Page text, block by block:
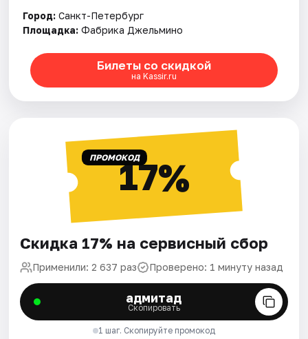
Город: Санкт-Петербург
Площадка: Фабрика Джельмино
Билеты со скидкой
на Kassir.ru
ПРОМОКОД17%
Скидка 17% на сервисный сбор
Применили: 2 637 раз Проверено: 1 минуту назад
адмитад
Скопировать
1 шаг. Скопируйте промокод